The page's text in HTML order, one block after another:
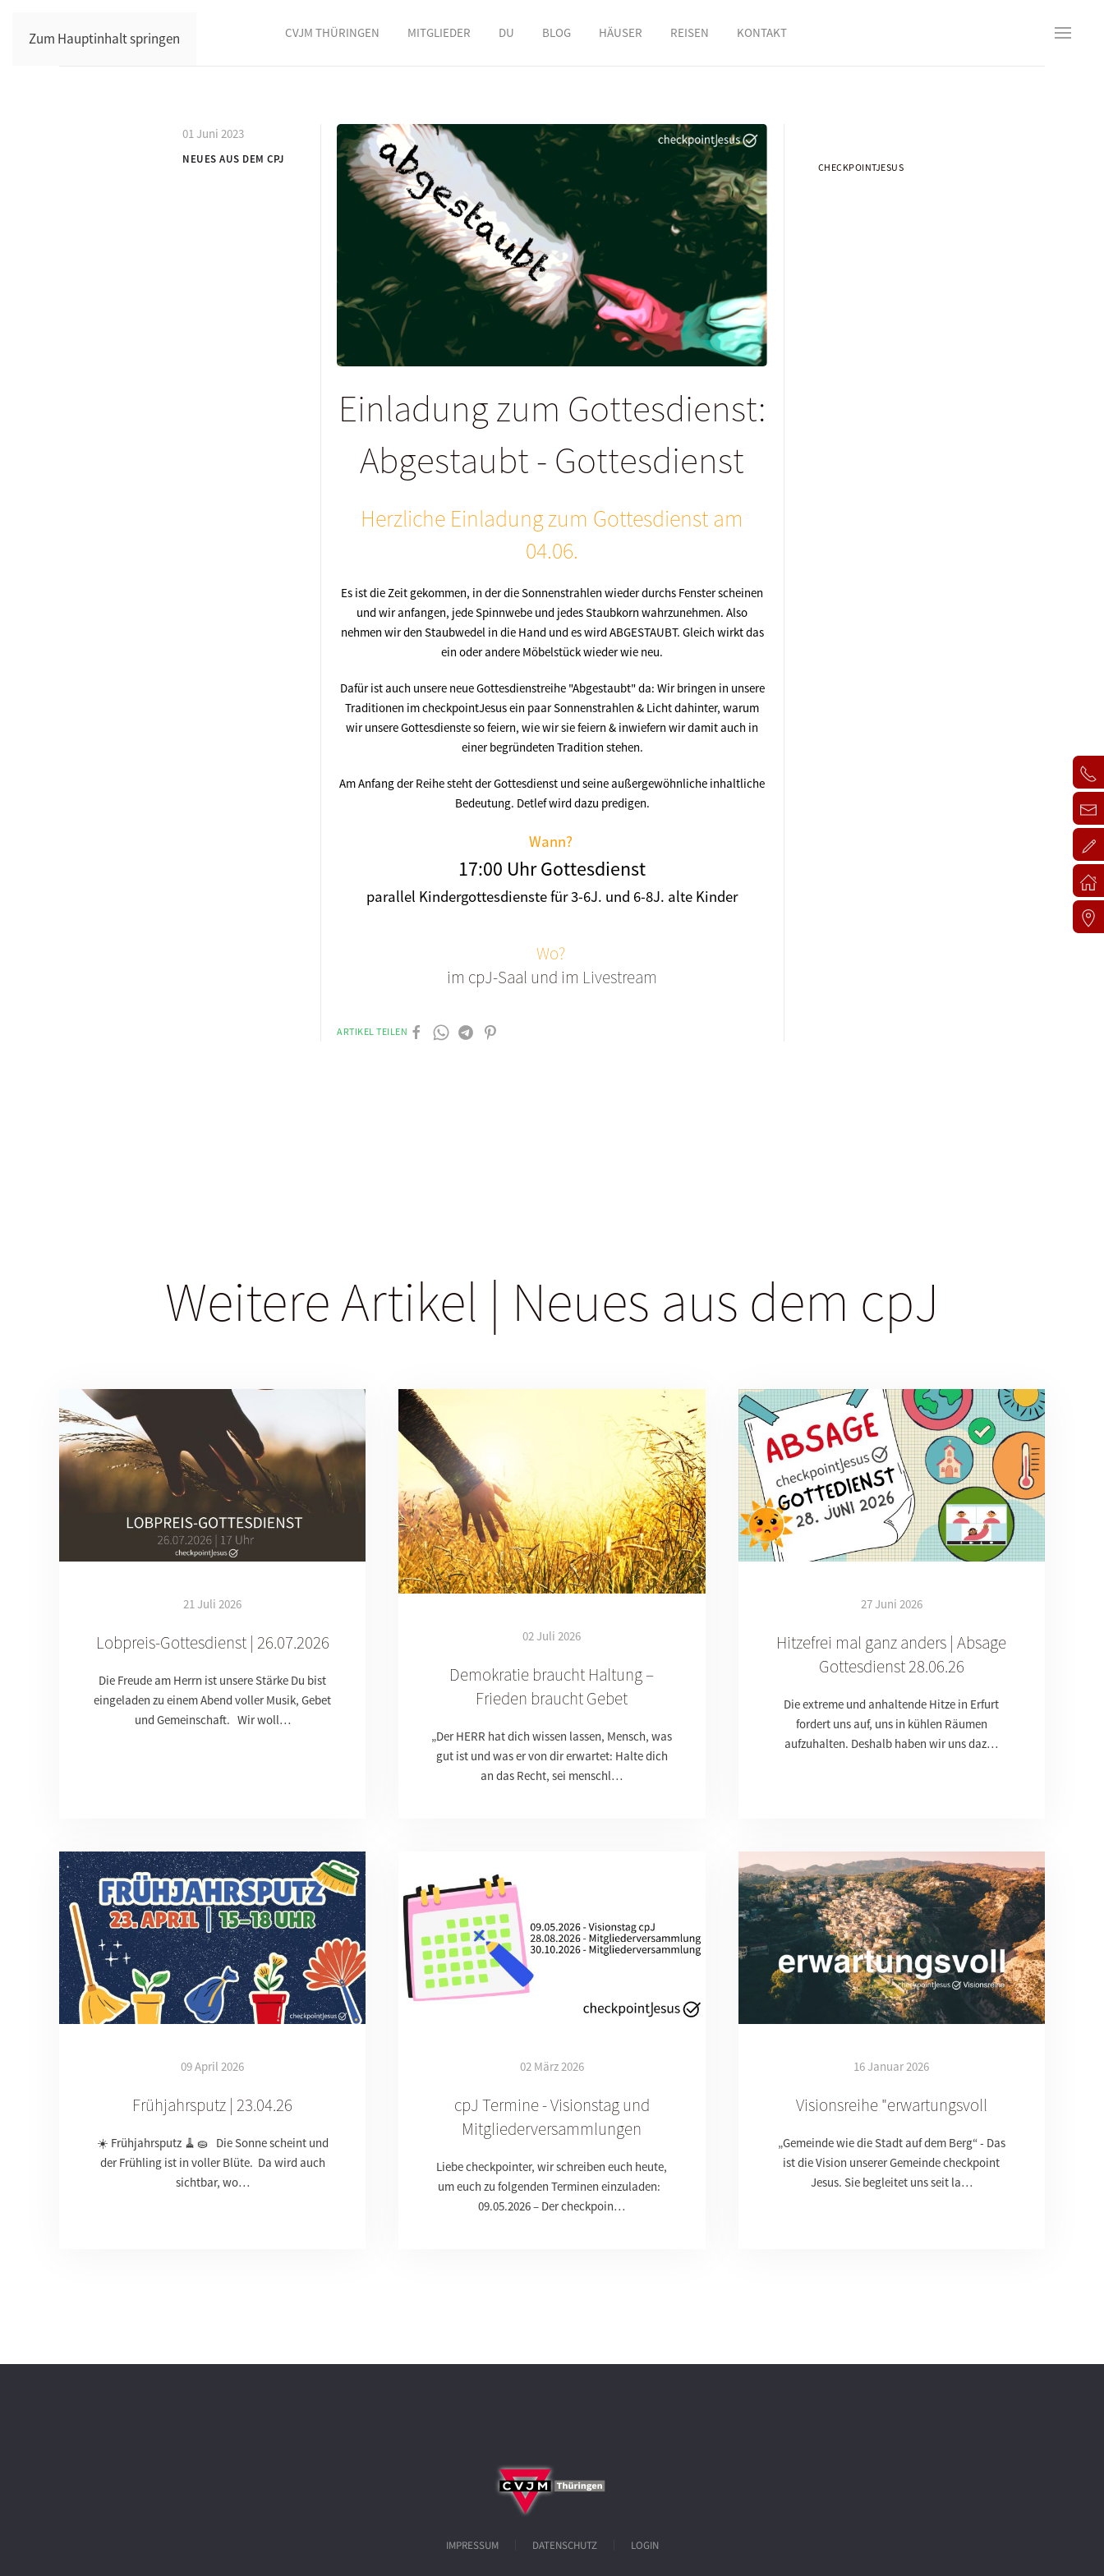
Zum Hauptinhalt springen CVJM THÜRINGEN MITGLIEDER DU BLOG HÄUSER REISEN KONTAKT
01 Juni 2023
NEUES AUS DEM CPJ
Einladung zum Gottesdienst:
Abgestaubt - Gottesdienst
Herzliche Einladung zum Gottesdienst am
04.06.
Es ist die Zeit gekommen, in der die Sonnenstrahlen wieder durchs Fenster scheinen
und wir anfangen, jede Spinnwebe und jedes Staubkorn wahrzunehmen. Also
nehmen wir den Staubwedel in die Hand und es wird ABGESTAUBT. Gleich wirkt das
ein oder andere Möbelstück wieder wie neu.
Dafür ist auch unsere neue Gottesdienstreihe "Abgestaubt" da: Wir bringen in unsere
Traditionen im checkpointJesus ein paar Sonnenstrahlen & Licht dahinter, warum
wir unsere Gottesdienste so feiern, wie wir sie feiern & inwiefern wir damit auch in
einer begründeten Tradition stehen.
Am Anfang der Reihe steht der Gottesdienst und seine außergewöhnliche inhaltliche
Bedeutung. Detlef wird dazu predigen.
Wann?
17:00 Uhr Gottesdienst
parallel Kindergottesdienste für 3-6J. und 6-8J. alte Kinder
Wo?
im cpJ-Saal und im Livestream
ARTIKEL TEILEN
CHECKPOINTJESUS
Weitere Artikel | Neues aus dem cpJ
21 Juli 2026
Lobpreis-Gottesdienst | 26.07.2026
Die Freude am Herrn ist unsere Stärke Du bist
eingeladen zu einem Abend voller Musik, Gebet
und Gemeinschaft. Wir woll…
02 Juli 2026
Demokratie braucht Haltung –
Frieden braucht Gebet
„Der HERR hat dich wissen lassen, Mensch, was
gut ist und was er von dir erwartet: Halte dich
an das Recht, sei menschl…
27 Juni 2026
Hitzefrei mal ganz anders | Absage
Gottesdienst 28.06.26
Die extreme und anhaltende Hitze in Erfurt
fordert uns auf, uns in kühlen Räumen
aufzuhalten. Deshalb haben wir uns daz…
09 April 2026
Frühjahrsputz | 23.04.26
☀️ Frühjahrsputz 🧹🧽 Die Sonne scheint und
der Frühling ist in voller Blüte. Da wird auch
sichtbar, wo…
02 März 2026
cpJ Termine - Visionstag und
Mitgliederversammlungen
Liebe checkpointer, wir schreiben euch heute,
um euch zu folgenden Terminen einzuladen:
09.05.2026 – Der checkpoin…
16 Januar 2026
Visionsreihe "erwartungsvoll
„Gemeinde wie die Stadt auf dem Berg“ - Das
ist die Vision unserer Gemeinde checkpoint
Jesus. Sie begleitet uns seit la…
IMPRESSUM DATENSCHUTZ LOGIN